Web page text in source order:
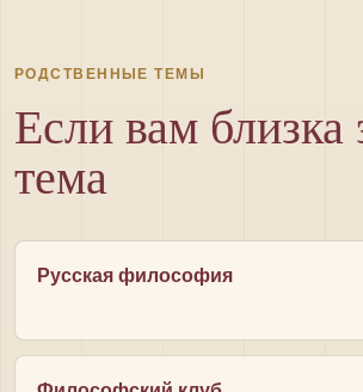
РОДСТВЕННЫЕ ТЕМЫ
Если вам близка
тема
Русская философия